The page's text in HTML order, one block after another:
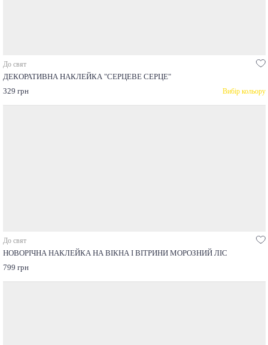
До свят
ДЕКОРАТИВНА НАКЛЕЙКА "СЕРЦЕВЕ СЕРЦЕ"
329 грн
Вибір кольору
До свят
НОВОРІЧНА НАКЛЕЙКА НА ВІКНА І ВІТРИНИ МОРОЗНИЙ ЛІС
799 грн